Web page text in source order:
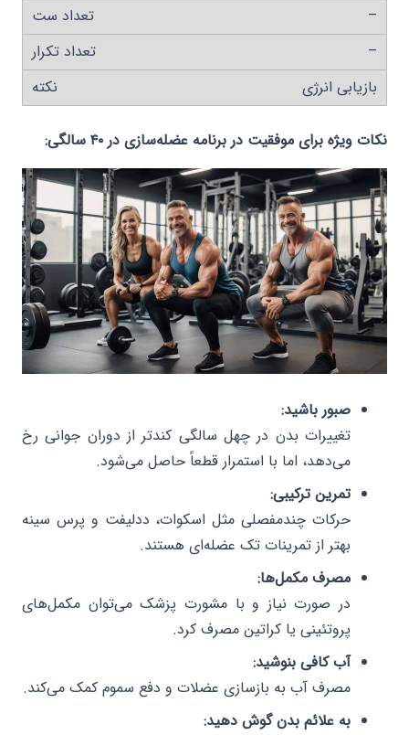
–
–
بازیابی انرژی
نکات ویژه برای موفقیت در برنامه عضله‌سازی در ۴۰ سالگی:
صبور باشید:
تغییرات بدن در چهل سالگی کندتر از دوران جوانی رخ
می‌دهد، اما با استمرار قطعاً حاصل می‌شود.
تمرین ترکیبی:
حرکات چندمفصلی مثل اسکوات، ددلیفت و پرس سینه
بهتر از تمرینات تک عضله‌ای هستند.
مصرف مکمل‌ها:
در صورت نیاز و با مشورت پزشک می‌توان مکمل‌های
پروتئینی یا کراتین مصرف کرد.
آب کافی بنوشید:
مصرف آب به بازسازی عضلات و دفع سموم کمک می‌کند.
به علائم بدن گوش دهید: